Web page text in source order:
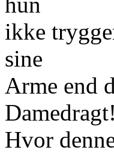
ikke
sine
Arme end
Damedragt!
Hvor